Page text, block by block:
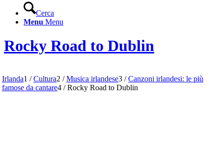
Cerca
Menu Menu
Rocky Road to Dublin
Irlanda1 / Cultura2 / Musica irlandese3 / Canzoni irlandesi: le più
famose da cantare4 / Rocky Road to Dublin